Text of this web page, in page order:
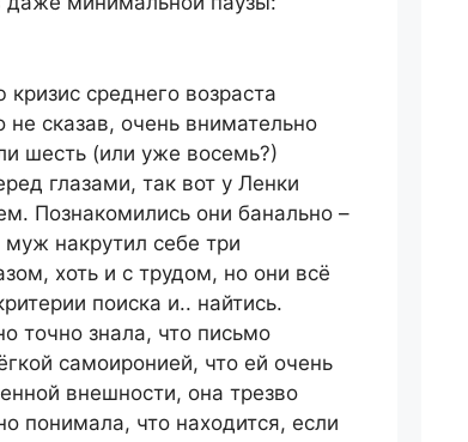
среднего возраста
сказав, очень внимательно
шесть (или уже восемь?)
глазами, так вот у Ленки
Познакомились они банально –
накрутил себе три
хоть и с трудом, но они всё
поиска и.. найтись.
точно знала, что письмо
самоиронией, что ей очень
внешности, она трезво
понимала, что находится, если